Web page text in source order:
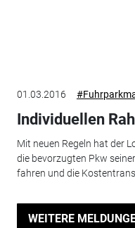
01.03.2016
Individuellen
Mit neuen Regeln hat der
die bevorzugten Pkw
fahren und die
WEITERE